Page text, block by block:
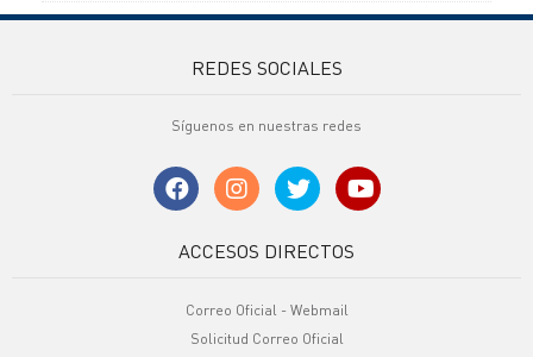
REDES SOCIALES
Síguenos en nuestras redes
ACCESOS DIRECTOS
Correo Oficial - Webmail
Solicitud Correo Oficial